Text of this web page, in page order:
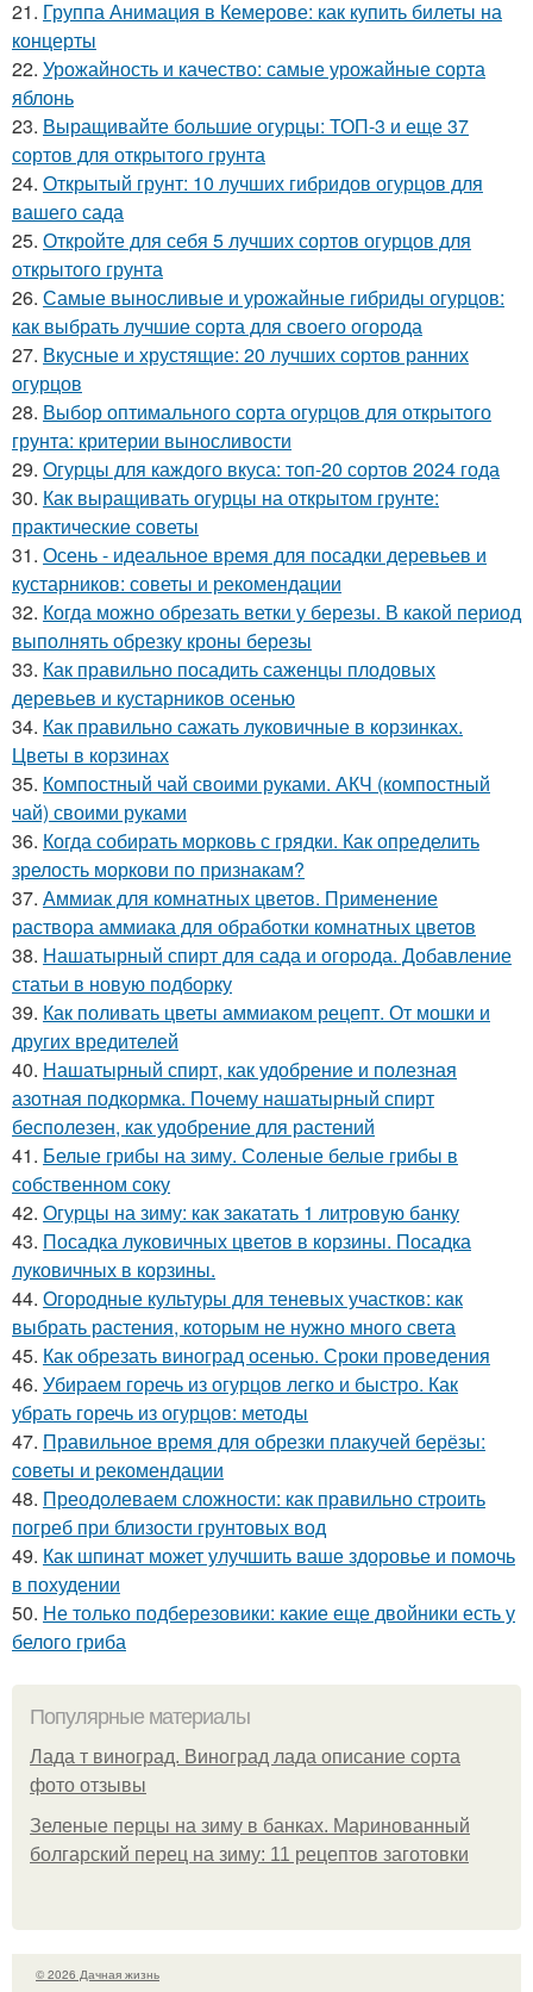
21. Группа Анимация в Кемерове: как купить билеты на
концерты
22. Урожайность и качество: самые урожайные сорта
яблонь
23. Выращивайте большие огурцы: ТОП-3 и еще 37
сортов для открытого грунта
24. Открытый грунт: 10 лучших гибридов огурцов для
вашего сада
25. Откройте для себя 5 лучших сортов огурцов для
открытого грунта
26. Самые выносливые и урожайные гибриды огурцов:
как выбрать лучшие сорта для своего огорода
27. Вкусные и хрустящие: 20 лучших сортов ранних
огурцов
28. Выбор оптимального сорта огурцов для открытого
грунта: критерии выносливости
29. Огурцы для каждого вкуса: топ-20 сортов 2024 года
30. Как выращивать огурцы на открытом грунте:
практические советы
31. Осень - идеальное время для посадки деревьев и
кустарников: советы и рекомендации
32. Когда можно обрезать ветки у березы. В какой период
выполнять обрезку кроны березы
33. Как правильно посадить саженцы плодовых
деревьев и кустарников осенью
34. Как правильно сажать луковичные в корзинках.
Цветы в корзинах
35. Компостный чай своими руками. АКЧ (компостный
чай) своими руками
36. Когда собирать морковь с грядки. Как определить
зрелость моркови по признакам?
37. Аммиак для комнатных цветов. Применение
раствора аммиака для обработки комнатных цветов
38. Нашатырный спирт для сада и огорода. Добавление
статьи в новую подборку
39. Как поливать цветы аммиаком рецепт. От мошки и
других вредителей
40. Нашатырный спирт, как удобрение и полезная
азотная подкормка. Почему нашатырный спирт
бесполезен, как удобрение для растений
41. Белые грибы на зиму. Соленые белые грибы в
собственном соку
42. Огурцы на зиму: как закатать 1 литровую банку
43. Посадка луковичных цветов в корзины. Посадка
луковичных в корзины.
44. Огородные культуры для теневых участков: как
выбрать растения, которым не нужно много света
45. Как обрезать виноград осенью. Сроки проведения
46. Убираем горечь из огурцов легко и быстро. Как
убрать горечь из огурцов: методы
47. Правильное время для обрезки плакучей берёзы:
советы и рекомендации
48. Преодолеваем сложности: как правильно строить
погреб при близости грунтовых вод
49. Как шпинат может улучшить ваше здоровье и помочь
в похудении
50. Не только подберезовики: какие еще двойники есть у
белого гриба
Популярные материалы
Лада т виноград. Виноград лада описание сорта
фото отзывы
Зеленые перцы на зиму в банках. Маринованный
болгарский перец на зиму: 11 рецептов заготовки
© 2026 Дачная жизнь